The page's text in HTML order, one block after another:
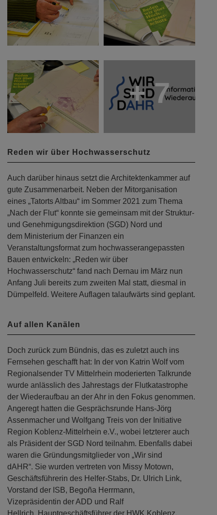
+ 7
Reden wir über Hochwasserschutz
Auch darüber hinaus setzt die Architektenkammer auf
gute Zusammenarbeit. Neben der Mitorganisation
eines „Tatorts Altbau“ im Sommer 2021 zum Thema
„Nach der Flut“ konnte sie gemeinsam mit der Struktur-
und Genehmigungsdirektion (SGD) Nord und
dem Ministerium der Finanzen ein
Veranstaltungsformat zum hochwasserangepassten
Bauen entwickeln: „Reden wir über
Hochwasserschutz“ fand nach Dernau im März nun
Anfang Juli bereits zum zweiten Mal statt, diesmal in
Auf allen Kanälen
Doch zurück zum Bündnis, das es zuletzt auch ins
Fernsehen geschafft hat: In der von Katrin Wolf vom
Regionalsender TV Mittelrhein moderierten Talkrunde
wurde anlässlich des Jahrestags der Flutkatastrophe
der Wiederaufbau an der Ahr in den Fokus genommen.
Angeregt hatten die Gesprächsrunde Hans-Jörg
Assenmacher und Wolfgang Treis von der Initiative
Region Koblenz-Mittelrhein e.V., wobei letzterer auch
als Präsident der SGD Nord teilnahm. Ebenfalls dabei
waren die Gründungsmitglieder von „Wir sind
dAHR“. Sie wurden vertreten von Missy Motown,
Geschäftsführerin des Helfer-Stabs, Dr. Ulrich Link,
Vorstand der ISB, Begoña Herrmann,
Vizepräsidentin der ADD und Ralf